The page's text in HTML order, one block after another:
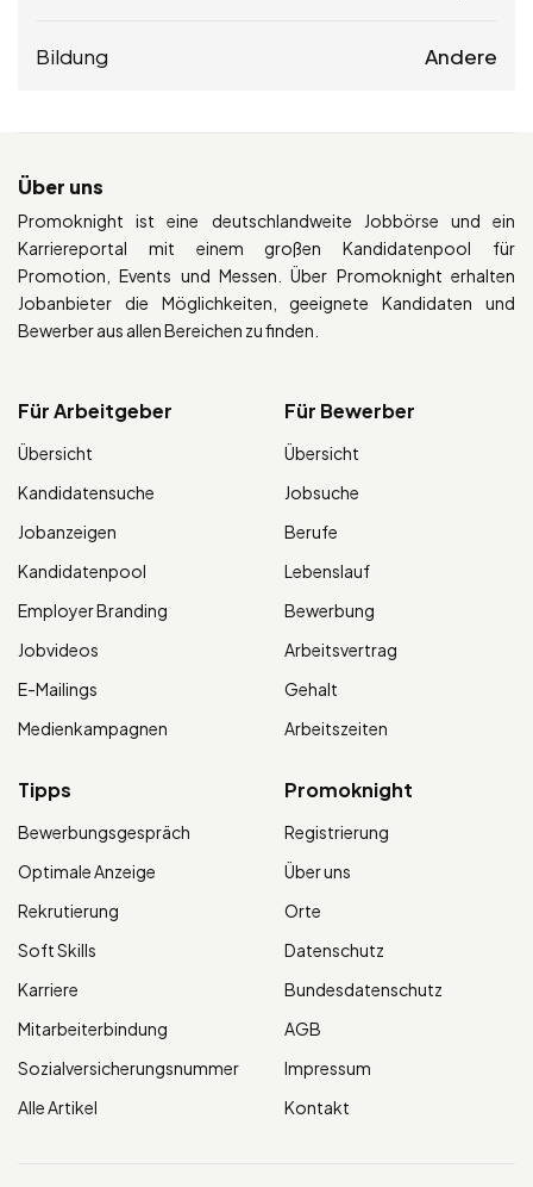
Bildung Andere
Über uns
Promoknight ist eine deutschlandweite Jobbörse und ein
Karriereportal mit einem großen Kandidatenpool für
Promotion, Events und Messen. Über Promoknight erhalten
Jobanbieter die Möglichkeiten, geeignete Kandidaten und
Bewerber aus allen Bereichen zu finden.
Für Arbeitgeber
Übersicht
Kandidatensuche
Jobanzeigen
Kandidatenpool
Employer Branding
Jobvideos
E-Mailings
Medienkampagnen
Für Bewerber
Übersicht
Jobsuche
Berufe
Lebenslauf
Bewerbung
Arbeitsvertrag
Gehalt
Arbeitszeiten
Tipps
Bewerbungsgespräch
Optimale Anzeige
Rekrutierung
Soft Skills
Karriere
Mitarbeiterbindung
Sozialversicherungsnummer
Alle Artikel
Promoknight
Registrierung
Über uns
Orte
Datenschutz
Bundesdatenschutz
AGB
Impressum
Kontakt